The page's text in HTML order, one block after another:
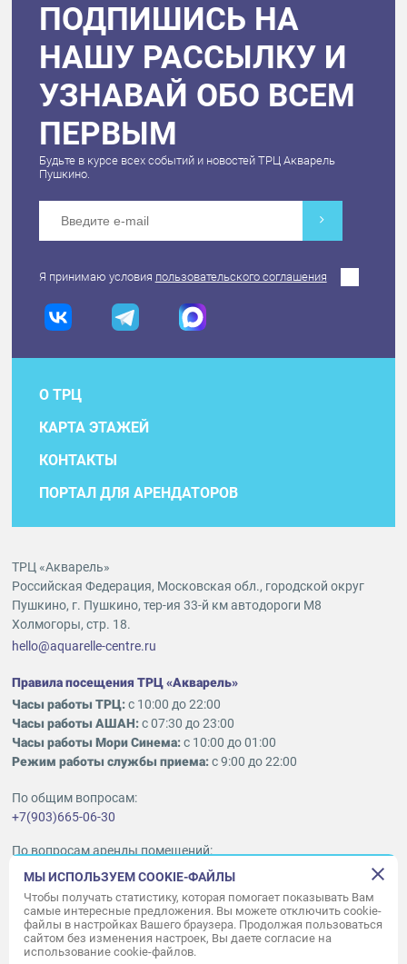
ПОДПИШИСЬ НА
НАШУ РАССЫЛКУ И
УЗНАВАЙ ОБО ВСЕМ
ПЕРВЫМ
Будьте в курсе всех событий и новостей ТРЦ Акварель
Пушкино.
Я принимаю условия пользовательского соглашения
О ТРЦ
КАРТА ЭТАЖЕЙ
КОНТАКТЫ
ПОРТАЛ ДЛЯ АРЕНДАТОРОВ
ТРЦ «Акварель»
Российская Федерация, Московская обл., городской округ
Пушкино, г. Пушкино, тер-ия 33-й км автодороги М8
Холмогоры, стр. 18.
hello@aquarelle-centre.ru
Правила посещения ТРЦ «Акварель»
Часы работы ТРЦ:с 10:00 до 22:00
Часы работы АШАН:с 07:30 до 23:00
Часы работы Мори Синема:с 10:00 до 01:00
Режим работы службы приема:с 9:00 до 22:00
По общим вопросам:
+7(903)665-06-30
По вопросам аренды помещений:
ukleykina@nhood.com
+7(903)665-98-78
© ООО «Акварель» 2010–2026.
Все права защищены
МЫ ИСПОЛЬЗУЕМ COOKIE-ФАЙЛЫ
Чтобы получать статистику, которая помогает показывать Вам
самые интересные предложения. Вы можете отключить cookie-
файлы в настройках Вашего браузера. Продолжая пользоваться
сайтом без изменения настроек, Вы даете согласие на
использование cookie-файлов.